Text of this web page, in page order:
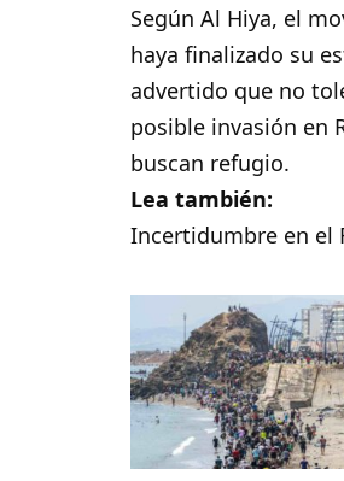
Según Al Hiya, el
haya finalizado su
advertido que no
posible invasión en
buscan refugio.
Lea también:
Incertidumbre en el